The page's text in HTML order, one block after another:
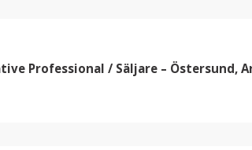
Professional / Säljare – Östersund,